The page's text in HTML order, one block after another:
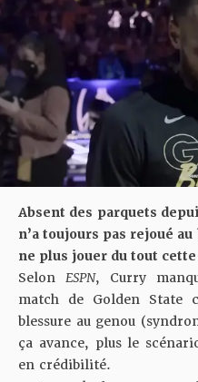
Absent des parquets
n’a toujours pas rejoué
ne plus jouer du tout
SelonESPN, Curry
match de Golden State
blessure au genou
ça avance, plus le
en crédibilité.